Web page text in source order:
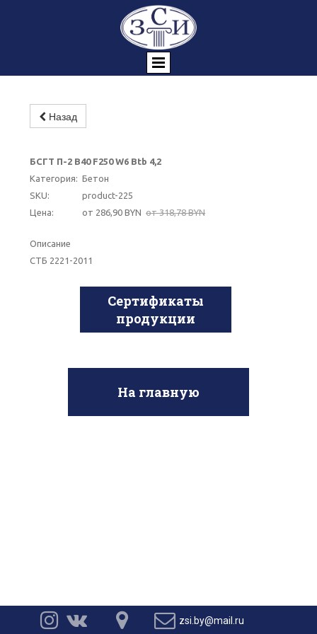
Назад
БСГТ П-2 В40 F250 W6 Btb 4,2
Категория: Бетон
SKU:
product-225
Цена:
от 286,90 BYN от 318,78 BYN
Описание
СТБ 2221-2011
Сертификаты
продукции
На главную
    zsi.by@mail.ru